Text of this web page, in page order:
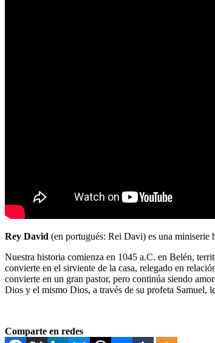
Rey David (en portugués: Rei Davi) es una miniserie
Nuestra historia comienza en 1045 a.C. en Belén,
convierte en el sirviente de la casa, relegado en
convierte en un gran pastor, pero continúa siendo
Dios y el mismo Dios, a través de su profeta Samuel,
Comparte en redes